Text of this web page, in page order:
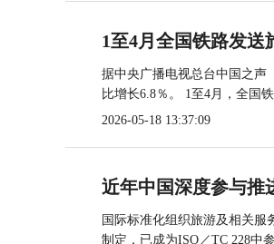
1至4月全国铁路发送
据中央广播电视总台中国之声
比增长6.8％。 1至4月，全国
2026-05-18 13:37:09
近年中国深度参与推
国际标准化组织旅游及相关服
制定，已成为ISO／TC 228中